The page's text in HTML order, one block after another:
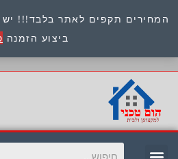
המחירים תקפים לאתר בלבד!!! יש
ביצוע הזמנה
8945722